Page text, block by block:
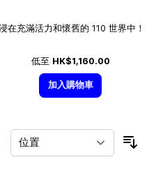
在充滿活力和懷舊的 110 世界中！
低至 HK$1,160.00
加入購物車